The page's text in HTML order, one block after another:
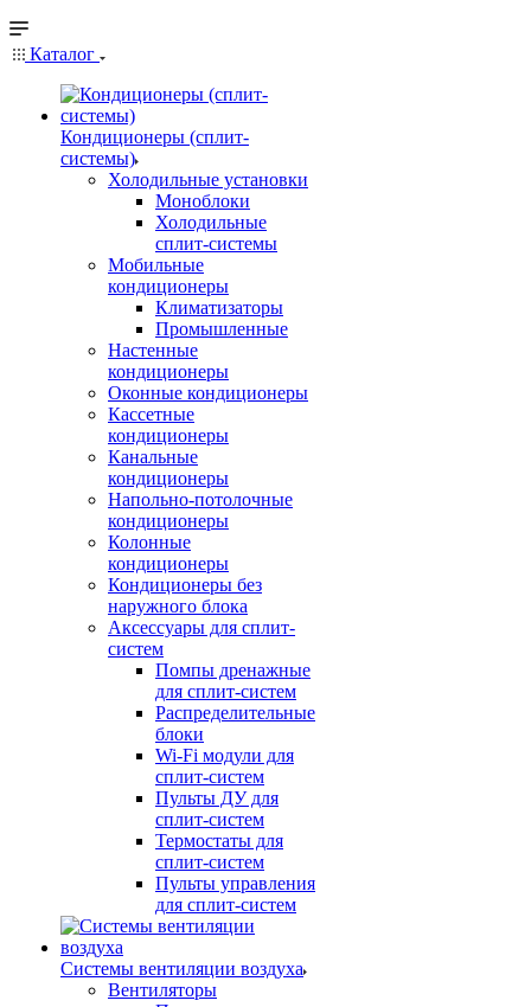
Каталог
Кондиционеры (сплит-
системы)
Холодильные установки
Моноблоки
Холодильные
сплит-системы
Мобильные
кондиционеры
Климатизаторы
Промышленные
Настенные
кондиционеры
Оконные кондиционеры
Кассетные
кондиционеры
Канальные
кондиционеры
Напольно-потолочные
кондиционеры
Колонные
кондиционеры
Кондиционеры без
наружного блока
Аксессуары для сплит-
систем
Помпы дренажные
для сплит-систем
Распределительные
блоки
Wi-Fi модули для
сплит-систем
Пульты ДУ для
сплит-систем
Термостаты для
сплит-систем
Пульты управления
для сплит-систем
Системы вентиляции воздуха
Вентиляторы